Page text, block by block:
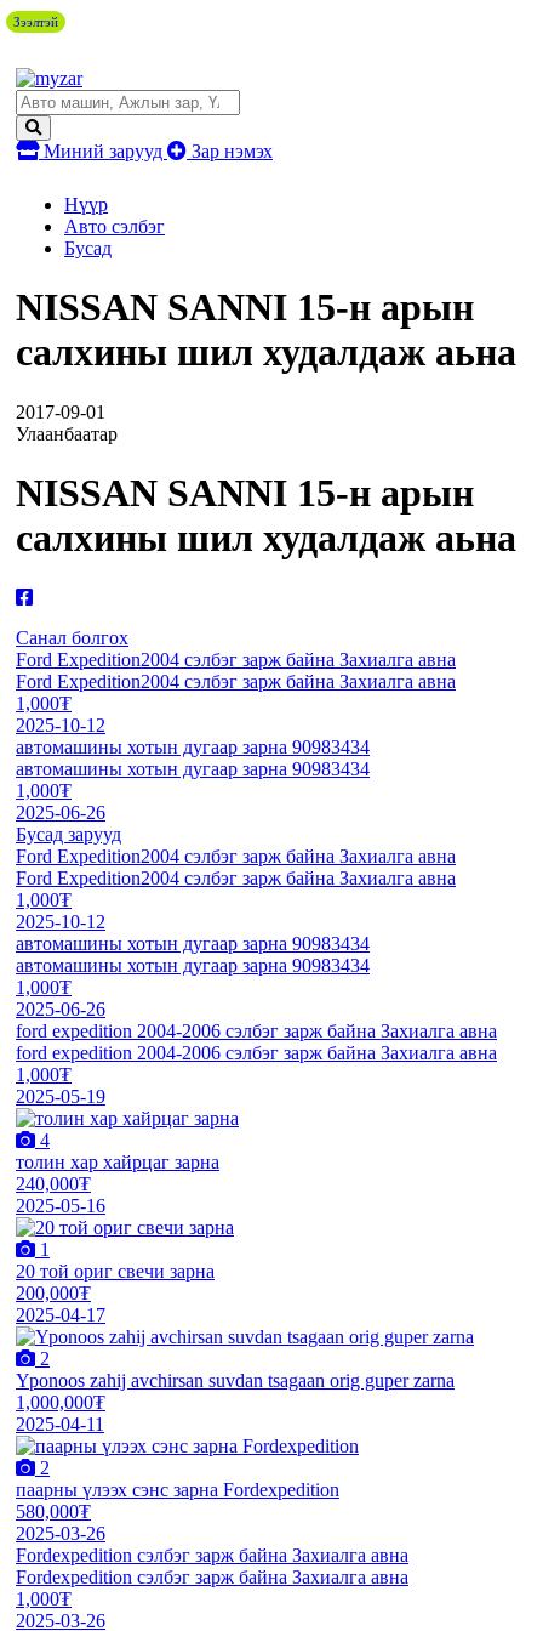
Миний зарууд Зар нэмэх
Нүүр
Авто сэлбэг
Бусад
NISSAN SANNI 15-н арын
салхины шил худалдаж аьна
2017-09-01
Улаанбаатар
NISSAN SANNI 15-н арын
салхины шил худалдаж аьна
Санал болгох
Ford Expedition2004 сэлбэг зарж байна Захиалга авна
Ford Expedition2004 сэлбэг зарж байна Захиалга авна
1,000₮
2025-10-12
автомашины хотын дугаар зарна 90983434
автомашины хотын дугаар зарна 90983434
1,000₮
2025-06-26
Бусад зарууд
Ford Expedition2004 сэлбэг зарж байна Захиалга авна
Ford Expedition2004 сэлбэг зарж байна Захиалга авна
1,000₮
2025-10-12
автомашины хотын дугаар зарна 90983434
автомашины хотын дугаар зарна 90983434
1,000₮
2025-06-26
ford expedition 2004-2006 сэлбэг зарж байна Захиалга авна
ford expedition 2004-2006 сэлбэг зарж байна Захиалга авна
1,000₮
2025-05-19
4
толин хар хайрцаг зарна
240,000₮
2025-05-16
1
20 той ориг свечи зарна
200,000₮
2025-04-17
Зээлтэй
2
Yponoos zahij avchirsan suvdan tsagaan orig guper zarna
1,000,000₮
2025-04-11
2
паарны үлээх сэнс зарна Fordexpedition
580,000₮
2025-03-26
Fordexpedition сэлбэг зарж байна Захиалга авна
Fordexpedition сэлбэг зарж байна Захиалга авна
1,000₮
2025-03-26